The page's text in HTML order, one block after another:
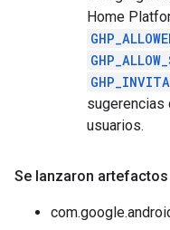
Home
sugerencias
usuarios.
Se lanzaron artefactos